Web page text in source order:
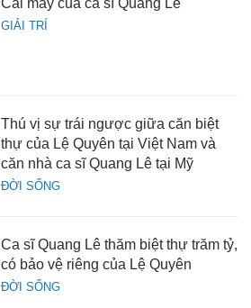
GIẢI TRÍ
ĐỜI SỐNG
Thú vị sự trái ngược giữa căn biệt
thự của Lệ Quyên tại Việt Nam và
căn nhà ca sĩ Quang Lê tại Mỹ
ĐỜI SỐNG
Ca sĩ Quang Lê thăm biệt thự trăm tỷ,
có bảo vệ riêng của Lệ Quyên